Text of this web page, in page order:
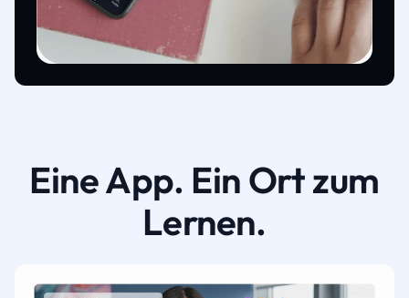
Eine App. Ein Ort zum
Lernen.